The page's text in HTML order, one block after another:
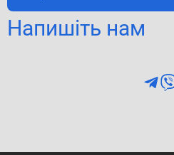
Напишіть нам